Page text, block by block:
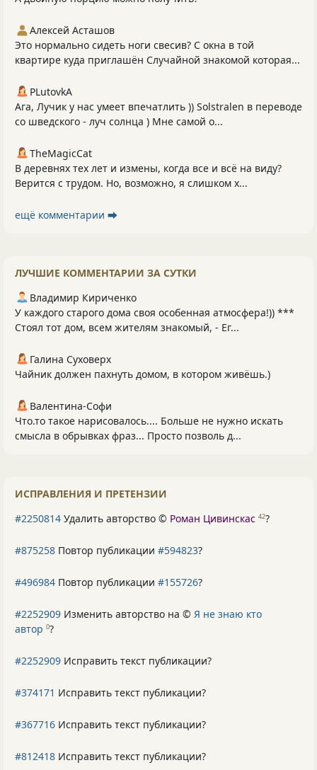
Алексей Асташов
Это нормально сидеть ноги свесив? С окна в той
квартире куда приглашён Случайной знакомой которая...
PLutоvkА
Ага, Лучик у нас умеет впечатлить )) Solstralen в переводе
со шведского - луч солнца ) Мне самой о...
TheMagicCat
В деревнях тех лет и измены, когда все и всё на виду?
Верится с трудом. Но, возможно, я слишком х...
ещё комментарии ⮕
ЛУЧШИЕ КОММЕНТАРИИ ЗА СУТКИ
Владимир Кириченко
У каждого старого дома своя особенная атмосфера!)) ***
Стоял тот дом, всем жителям знакомый, - Ег...
Галина Суховерх
Чайник должен пахнуть домом, в котором живёшь.)
Валентина-Софи
Что.то такое нарисовалось.... Больше не нужно искать
смысла в обрывках фраз... Просто позволь д...
ИСПРАВЛЕНИЯ И ПРЕТЕНЗИИ
#2250814 Удалить авторство © Роман Цивинскас 42?
#875258 Повтор публикации #594823?
#496984 Повтор публикации #155726?
#2252909 Изменить авторство на © Я не знаю кто
автор 0?
#2252909 Исправить текст публикации?
#374171 Исправить текст публикации?
#367716 Исправить текст публикации?
#812418 Исправить текст публикации?